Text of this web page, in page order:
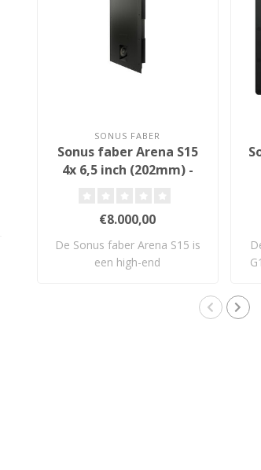
SONUS FABER
Sonus faber Arena S15
4x 6,5 inch (202mm) -
€8.000,00
De Sonus faber Arena S15 is
een high-end